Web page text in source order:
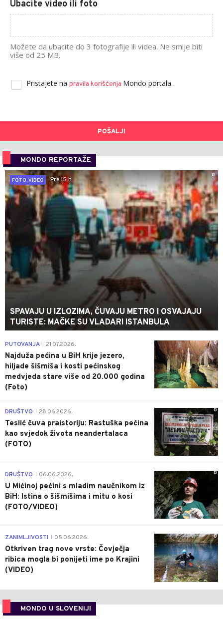
Ubacite video ili foto
Možete da ubacite do 3 fotografije ili videa. Ne smije biti
više od 25 MB.
Pristajete na pravila korišćenja Mondo portala.
POŠALJI
MONDO REPORTAŽE
0
FOTO, VIDEO
Pre 15 h
SPAVAJU U IZLOZIMA, ČUVAJU METRO I OSVAJAJU
TURISTE: MAČKE SU VLADARI ISTANBULA
0
PUTOVANJA 21.07.2026.
Najduža pećina u BiH krije jezero,
hiljade šišmiša i kosti pećinskog
medvjeda stare više od 20.000 godina
(Foto)
0
DRUŠTVO 28.06.2026.
Teslić čuva praistoriju: Rastuška pećina
kao svjedok života neandertalaca
(FOTO)
0
DRUŠTVO 06.06.2026.
U Mićinoj pećini s mladim naučnikom iz
BiH: Istina o šišmišima i mitu o kosi
(FOTO/VIDEO)
0
ZANIMLJIVOSTI 05.06.2026.
Otkriven trag nove vrste: Čovječja
ribica mogla bi ponijeti ime po Krajini
(VIDEO)
MONDO U SLOVENIJI